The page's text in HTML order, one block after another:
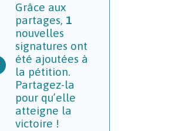
Grâce aux
partages, 1
nouvelles
signatures ont
été ajoutées à
la pétition.
Partagez-la
pour qu’elle
atteigne la
victoire !